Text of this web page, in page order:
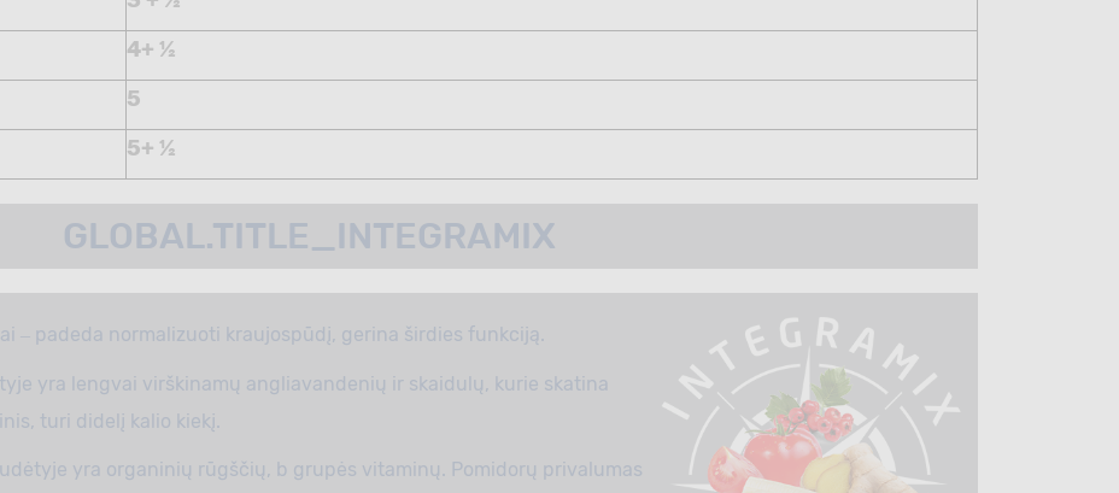
4+ ½
5
5+ ½
GLOBAL.TITLE_INTEGRAMIX
‒ padeda normalizuoti kraujospūdį, gerina širdies funkciją.
yra lengvai virškinamų angliavandenių ir skaidulų, kurie skatina
turi didelį kalio kiekį.
yra organinių rūgščių, b grupės vitaminų. Pomidorų privalumas